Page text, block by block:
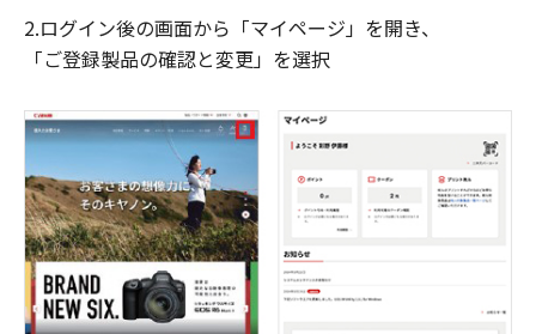
2.ログイン後の画面から「マイページ」を開き、
「ご登録製品の確認と変更」を選択